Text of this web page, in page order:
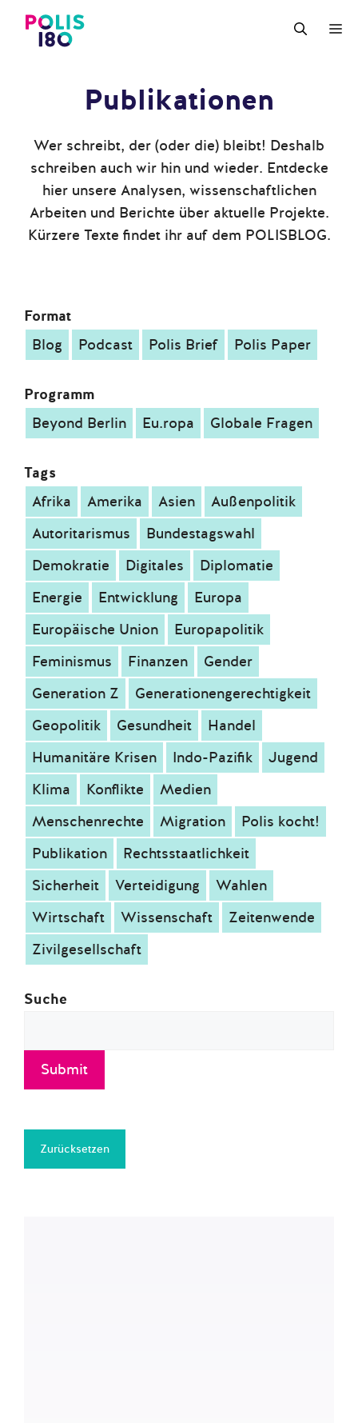
Zum
Inhalt
Publikationen
Wer schreibt, der (oder die) bleibt! Deshalb
schreiben auch wir hin und wieder. Entdecke
hier unsere Analysen, wissenschaftlichen
Arbeiten und Berichte über aktuelle Projekte.
Kürzere Texte findet ihr auf dem POLISBLOG.
Format
Blog Podcast Polis Brief Polis Paper
Programm
Beyond Berlin Eu.ropa Globale Fragen
Tags
Afrika Amerika Asien
Außenpolitik
Autoritarismus
Bundestagswahl
Demokratie
Digitales
Diplomatie
Energie
Entwicklung
Europa
Europäische Union
Europapolitik
Feminismus
Finanzen
Gender
Generation Z
Generationengerechtigkeit
Geopolitik
Gesundheit
Handel
Humanitäre Krisen
Indo-Pazifik
Jugend
Klima
Konflikte
Medien
Menschenrechte
Migration
Polis kocht!
Publikation
Rechtsstaatlichkeit
Sicherheit
Verteidigung
Wahlen
Wirtschaft
Wissenschaft
Zeitenwende
Zivilgesellschaft
Suche